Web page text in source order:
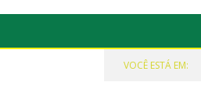
VOCÊ ESTÁ EM: